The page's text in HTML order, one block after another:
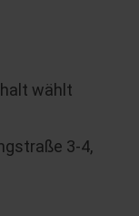
wählt
3-4,